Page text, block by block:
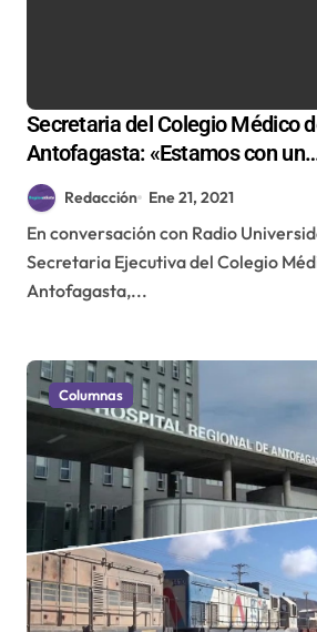
Secretaria del Colegio Médico
Antofagasta: «Estamos con un
colapso total»
Redacción Ene 21, 2021
En conversación con Radio Universidad de Chile, la
Secretaria Ejecutiva del Colegio
Antofagasta,...
Columnas